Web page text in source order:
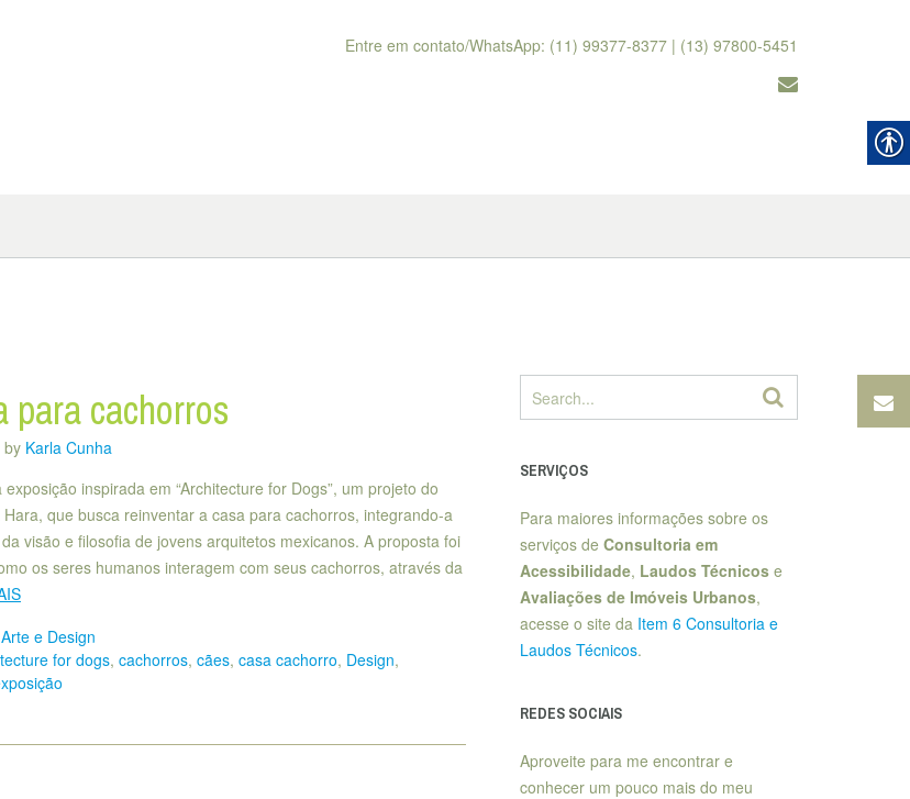
Entre em contato/WhatsApp: (11) 99377-8377 | (13) 97800-5451
cachorros
by Karla Cunha
exposição inspirada em “Architecture for Dogs”, um projeto do
que busca reinventar a casa para cachorros, integrando-a
visão e filosofia de jovens arquitetos mexicanos. A proposta foi
os seres humanos interagem com seus cachorros, através da
Arte e Design
for dogs, cachorros, cães, casa cachorro, Design,
SERVIÇOS
Para maiores informações sobre os
serviços de Consultoria em
Acessibilidade, Laudos Técnicose
Avaliações de Imóveis Urbanos,
acesse o site da Item 6 Consultoria e
Laudos Técnicos.
REDES SOCIAIS
Aproveite para me encontrar e
conhecer um pouco mais do meu